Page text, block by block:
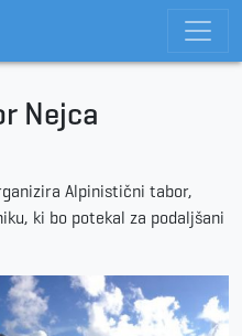
Nejca
Alpinistični tabor,
ki bo potekal za podaljšani